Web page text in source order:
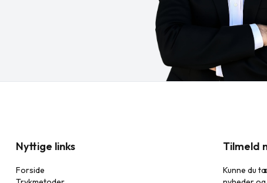
Nyttige links
Forside
Tilmeld
Kunne du